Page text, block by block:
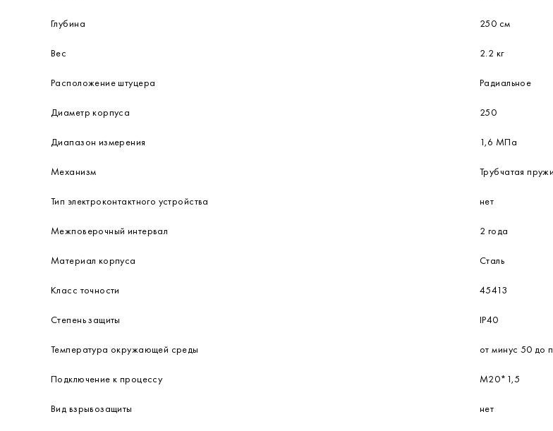
Глубина 250 см
Вес 2.2 кг
Расположение штуцера Радиальное
Диаметр корпуса 250
Диапазон измерения 1,6 МПа
Механизм Трубчатая
Тип электроконтактного устройства нет
Межповерочный интервал 2 года
Материал корпуса Сталь
Класс точности 45413
Степень защиты IP40
Температура окружающей среды от минус 50 до
Подключение к процессу М20*1,5
Вид взрывозащиты нет